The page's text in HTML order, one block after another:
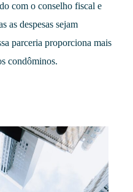
com o conselho fiscal e
as despesas sejam
parceria proporciona mais
condôminos.